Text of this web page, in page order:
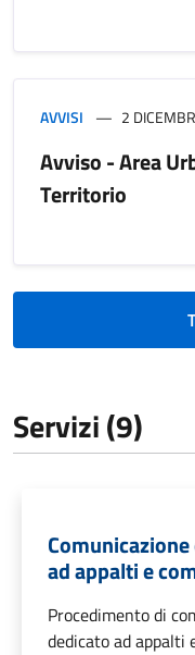
AVVISI 2
Avviso - Area
Territorio
Servizi (9)
ad appalti e
Procedimento di
dedicato ad appalti